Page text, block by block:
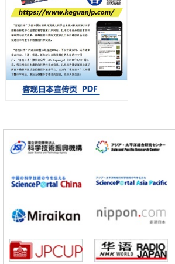
夜景也能清晰呈现在纸上——日本“铁路摄影迷”
科学研究
【JST事业成果】开发低成本与低功耗的新型AI
政策
日本科研费增设国际共同研究强化新类别，促进
展研究
经济・社会
东京大学通过叶绿体基因组编辑技术强化碳固定
能力与生产力
科学研究
该基因的必要性因菌株而异
经济・社会
科学研究
【JST事业成果】开发低成本与低功耗的新型AI
政策
日本科研费增设国际共同研究强化新类别，促进
小岩井忠道 泷川 进